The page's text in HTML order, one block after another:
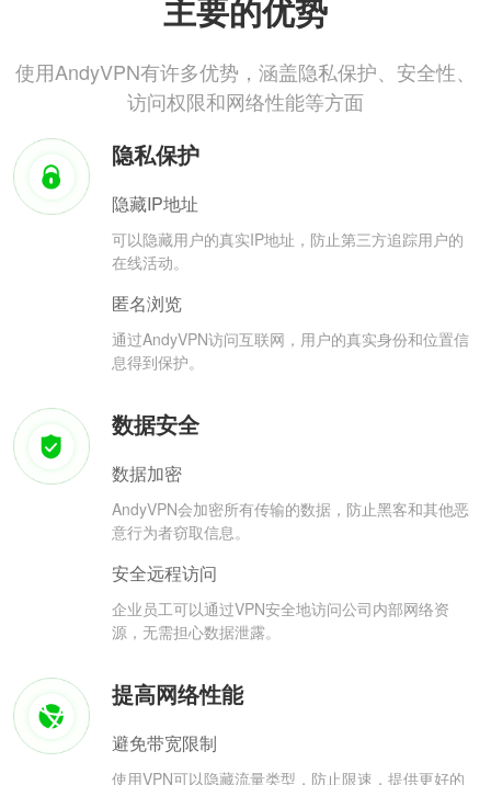
主要的优势
使用AndyVPN有许多优势，涵盖隐私保护、安全性、
访问权限和网络性能等方面
隐私保护
隐藏IP地址
可以隐藏用户的真实IP地址，防止第三方追踪用户的
在线活动。
匿名浏览
通过AndyVPN访问互联网，用户的真实身份和位置信
息得到保护。
数据安全
数据加密
AndyVPN会加密所有传输的数据，防止黑客和其他恶
意行为者窃取信息。
安全远程访问
企业员工可以通过VPN安全地访问公司内部网络资
源，无需担心数据泄露。
提高网络性能
避免带宽限制
使用VPN可以隐藏流量类型，防止限速，提供更好的